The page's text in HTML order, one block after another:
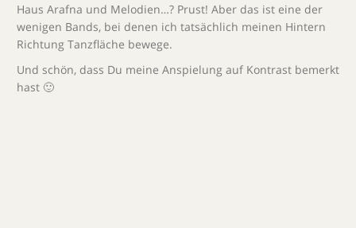
Haus Arafna und Melodien…? Prust! Aber das ist eine der
wenigen Bands, bei denen ich tatsächlich meinen Hintern
Richtung Tanzfläche bewege.
Und schön, dass Du meine Anspielung auf Kontrast bemerkt
hast 🙂